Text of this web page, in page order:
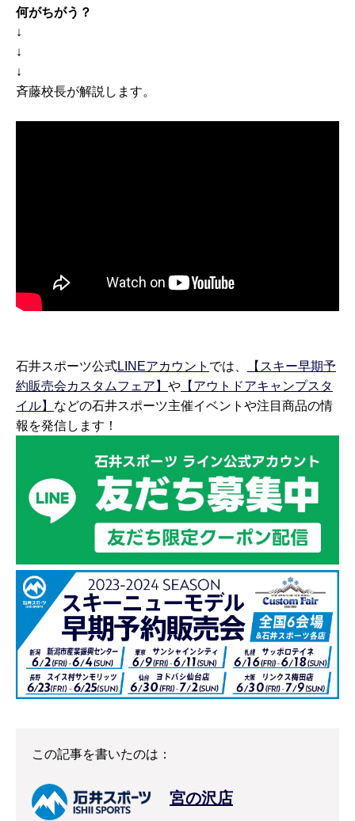
何がちがう？
↓
↓
↓
斉藤校長が解説します。
石井スポーツ公式LINEアカウント では、
【スキー早期予
約販売会カスタムフェア】 や 【アウトドアキャンプスタ
イル】 などの石井スポーツ主催イベントや注目商品の情
報を発信します！
この記事を書いたのは：
宮の沢店